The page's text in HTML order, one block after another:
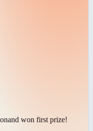
and won first prize!